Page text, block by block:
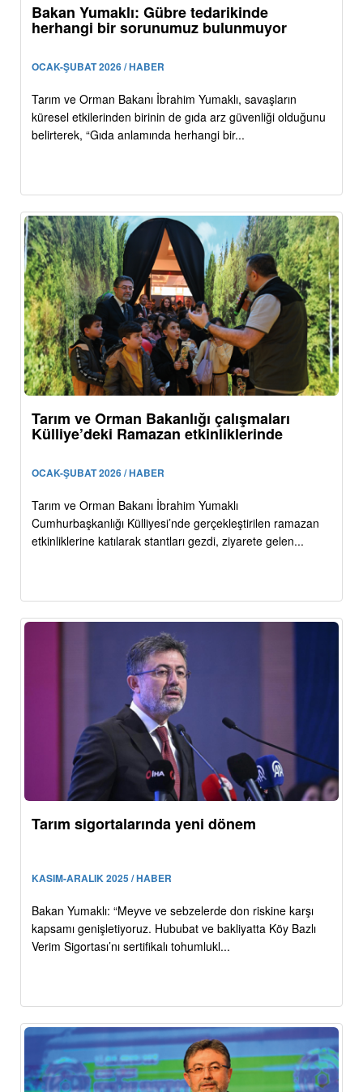
Bakan Yumaklı: Gübre tedarikinde
herhangi bir sorunumuz bulunmuyor
OCAK-ŞUBAT 2026 / HABER
Tarım ve Orman Bakanı İbrahim Yumaklı, savaşların
küresel etkilerinden birinin de gıda arz güvenliği olduğunu
belirterek, “Gıda anlamında herhangi bir...
Tarım ve Orman Bakanlığı çalışmaları
Külliye’deki Ramazan etkinliklerinde
OCAK-ŞUBAT 2026 / HABER
Tarım ve Orman Bakanı İbrahim Yumaklı
Cumhurbaşkanlığı Külliyesi’nde gerçekleştirilen ramazan
etkinliklerine katılarak stantları gezdi, ziyarete gelen...
Tarım sigortalarında yeni dönem
KASIM-ARALIK 2025 / HABER
Bakan Yumaklı: “Meyve ve sebzelerde don riskine karşı
kapsamı genişletiyoruz. Hububat ve bakliyatta Köy Bazlı
Verim Sigortası’nı sertifikalı tohumlukl...